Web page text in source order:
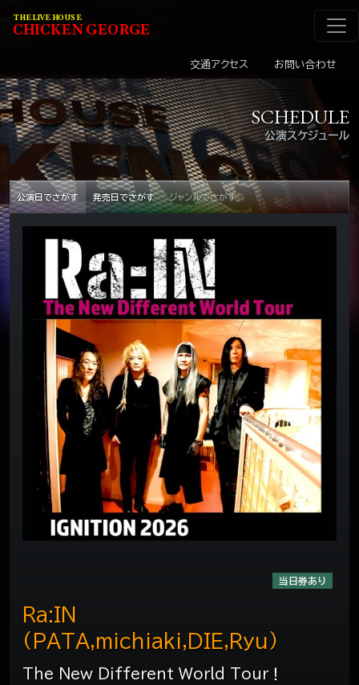
メインナビゲーショ
THE LIVE HOUSE
CHICKENGEORGE
交通アクセス お問い合わせ
公演スケジュール
SCHEDULE
公演日でさがす 発売日でさがす ジャンルでさがす
当日券あり
The New Different World Tour！
Ra:IN
(PATA,michiaki,DIE,Ryu)